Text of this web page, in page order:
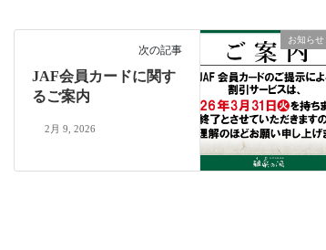
お知らせ
次の記事
JAF会員カードに関す
るご案内
2月 9, 2026